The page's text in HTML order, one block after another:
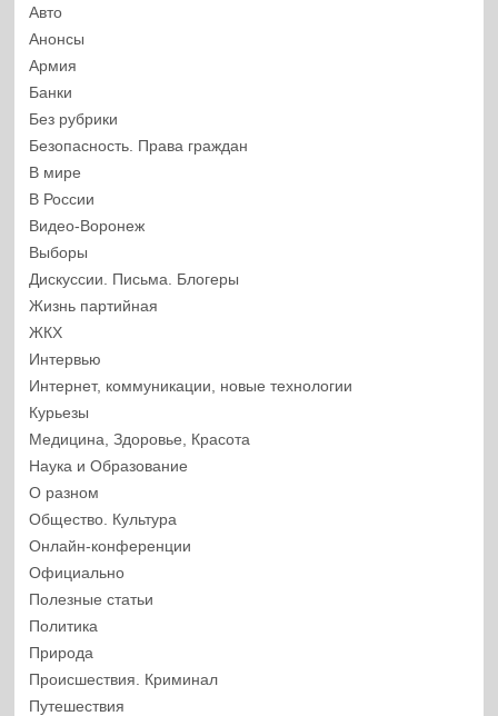
Авто
Анонсы
Армия
Банки
Без рубрики
Безопасность. Права граждан
В мире
В России
Видео-Воронеж
Выборы
Дискуссии. Письма. Блогеры
Жизнь партийная
ЖКХ
Интервью
Интернет, коммуникации, новые технологии
Курьезы
Медицина, Здоровье, Красота
Наука и Образование
О разном
Общество. Культура
Онлайн-конференции
Официально
Полезные статьи
Политика
Природа
Происшествия. Криминал
Путешествия